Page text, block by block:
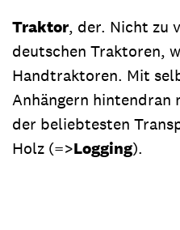
Traktor, der. Nicht zu
deutschen Traktoren,
Handtraktoren. Mit
Anhängern hintendran
der beliebtesten
Holz (=>Logging).